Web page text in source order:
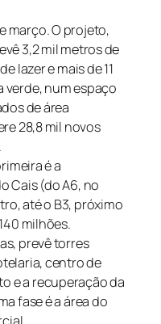
março. O projeto,
3,2 mil metros de
lazer e mais de 11
verde, num espaço
de área
28,8 mil novos
é a
Cais (do A6, no
até o B3, próximo
milhões.
prevê torres
centro de
e a recuperação da
fase é a área do